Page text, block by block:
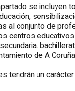
se incluyen
al conjunto de
centros
de A
tendrán un